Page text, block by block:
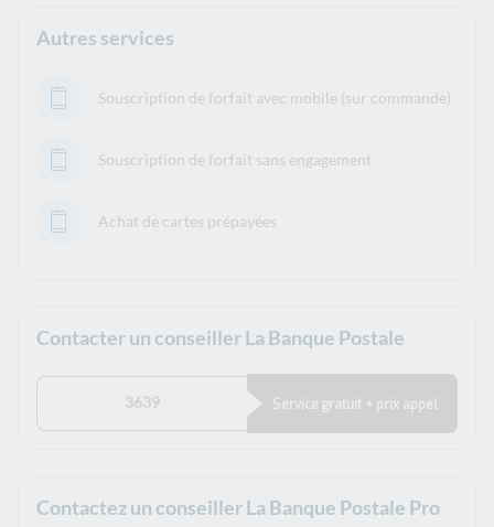
Autres services
Souscription de forfait avec mobile (sur commande)
Souscription de forfait sans engagement
Achat de cartes prépayées
Contacter un conseiller La Banque Postale
3639 Service gratuit + prix appel
Contactez un conseiller La Banque Postale Pro